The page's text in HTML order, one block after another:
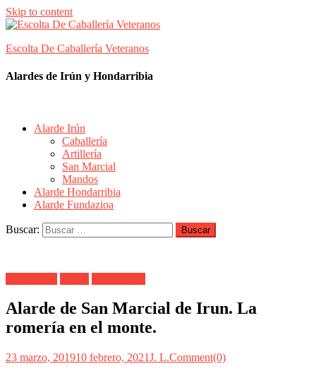
Skip to content
Escolta De Caballería Veteranos
Alardes de Irún y Hondarribia
Alarde Irún
Caballería
Artillería
San Marcial
Mandos
Alarde Hondarribia
Alarde Fundazioa
Buscar:
Alarde de San Marcial de Irun. La
romería en el monte.
23 marzo, 201910 febrero, 2021J. L.Comment(0)